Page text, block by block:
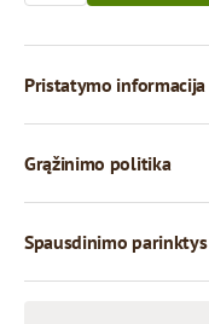
Pristatymo informacija
Grąžinimo politika
Spausdinimo parinktys